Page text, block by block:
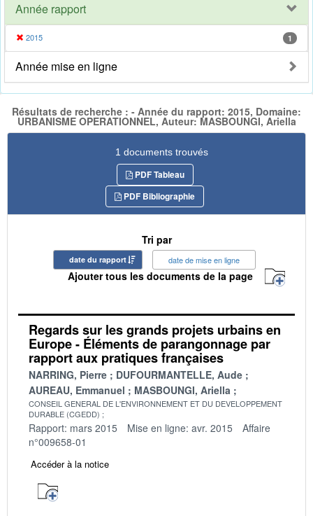
Année rapport
2015 1
Année mise en ligne
Résultats de recherche : - Année du rapport: 2015, Domaine:
URBANISME OPERATIONNEL, Auteur: MASBOUNGI, Ariella
1 documents trouvés
PDF Tableau
PDF Bibliographie
Tri par
date du rapport date de mise en ligne
Ajouter tous les documents de la page
Regards sur les grands projets urbains en
Europe - Éléments de parangonnage par
rapport aux pratiques françaises
NARRING, Pierre
DUFOURMANTELLE, Aude
AUREAU, Emmanuel
MASBOUNGI, Ariella
CONSEIL GENERAL DE L'ENVIRONNEMENT ET DU DEVELOPPEMENT
DURABLE (CGEDD)
Rapport: mars 2015 Mise en ligne: avr. 2015
Affaire
n°009658-01
Accéder à la notice